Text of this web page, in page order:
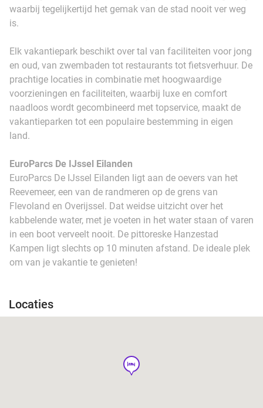
waarbij tegelijkertijd het gemak van de stad nooit ver weg
is.
Elk vakantiepark beschikt over tal van faciliteiten voor jong
en oud, van zwembaden tot restaurants tot fietsverhuur. De
prachtige locaties in combinatie met hoogwaardige
voorzieningen en faciliteiten, waarbij luxe en comfort
naadloos wordt gecombineerd met topservice, maakt de
vakantieparken tot een populaire bestemming in eigen
land.
EuroParcs De IJssel Eilanden
EuroParcs De IJssel Eilanden ligt aan de oevers van het
Reevemeer, een van de randmeren op de grens van
Flevoland en Overijssel. Dat weidse uitzicht over het
kabbelende water, met je voeten in het water staan of varen
in een boot verveelt nooit. De pittoreske Hanzestad
Kampen ligt slechts op 10 minuten afstand. De ideale plek
om van je vakantie te genieten!
Locaties
hotel